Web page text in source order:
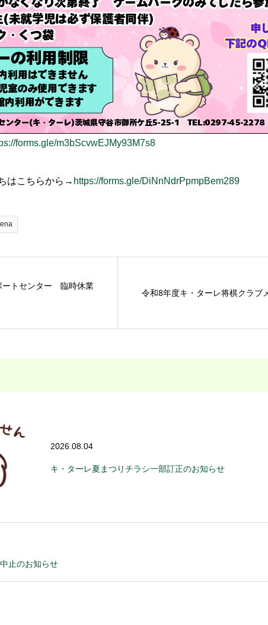
forms.gle/m3bScvwEJMy93M7s8
はこちらから→ https://forms.gle/DiNnNdrPpmpBem289
ートセンター 臨時休業
令和8年度キ・ターレ将棋クラブ
2026.08.04
キ・ターレ夏まつりチラシ一部訂正のお知らせ
止のお知らせ